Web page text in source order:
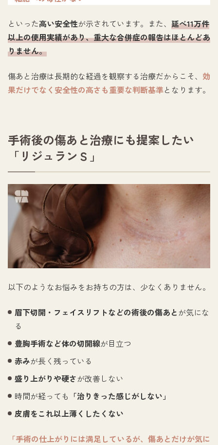
といった高い安全性が示されています。また、 延べ11万件
以上の使用実績があり、重大な合併症の報告はほとんどあ
りません。
傷あと治療は長期的な経過を観察する治療だからこそ、 効
果だけでなく安全性の高さも重要な判断基準となります。
手術後の傷あと治療にも提案したい
「リジュランＳ」
以下のようなお悩みをお持ちの方は、少なくありません。
眉下切開・フェイスリフトなどの術後の傷あと が気にな
る
豊胸手術など体の切開線が目立つ
赤みが長く残っている
盛り上がりや硬さが改善しない
時間が経っても 「治りきった感じがしない」
皮膚をこれ以上薄くしたくない
「手術の仕上がりには満足しているが、傷あとだけが気に